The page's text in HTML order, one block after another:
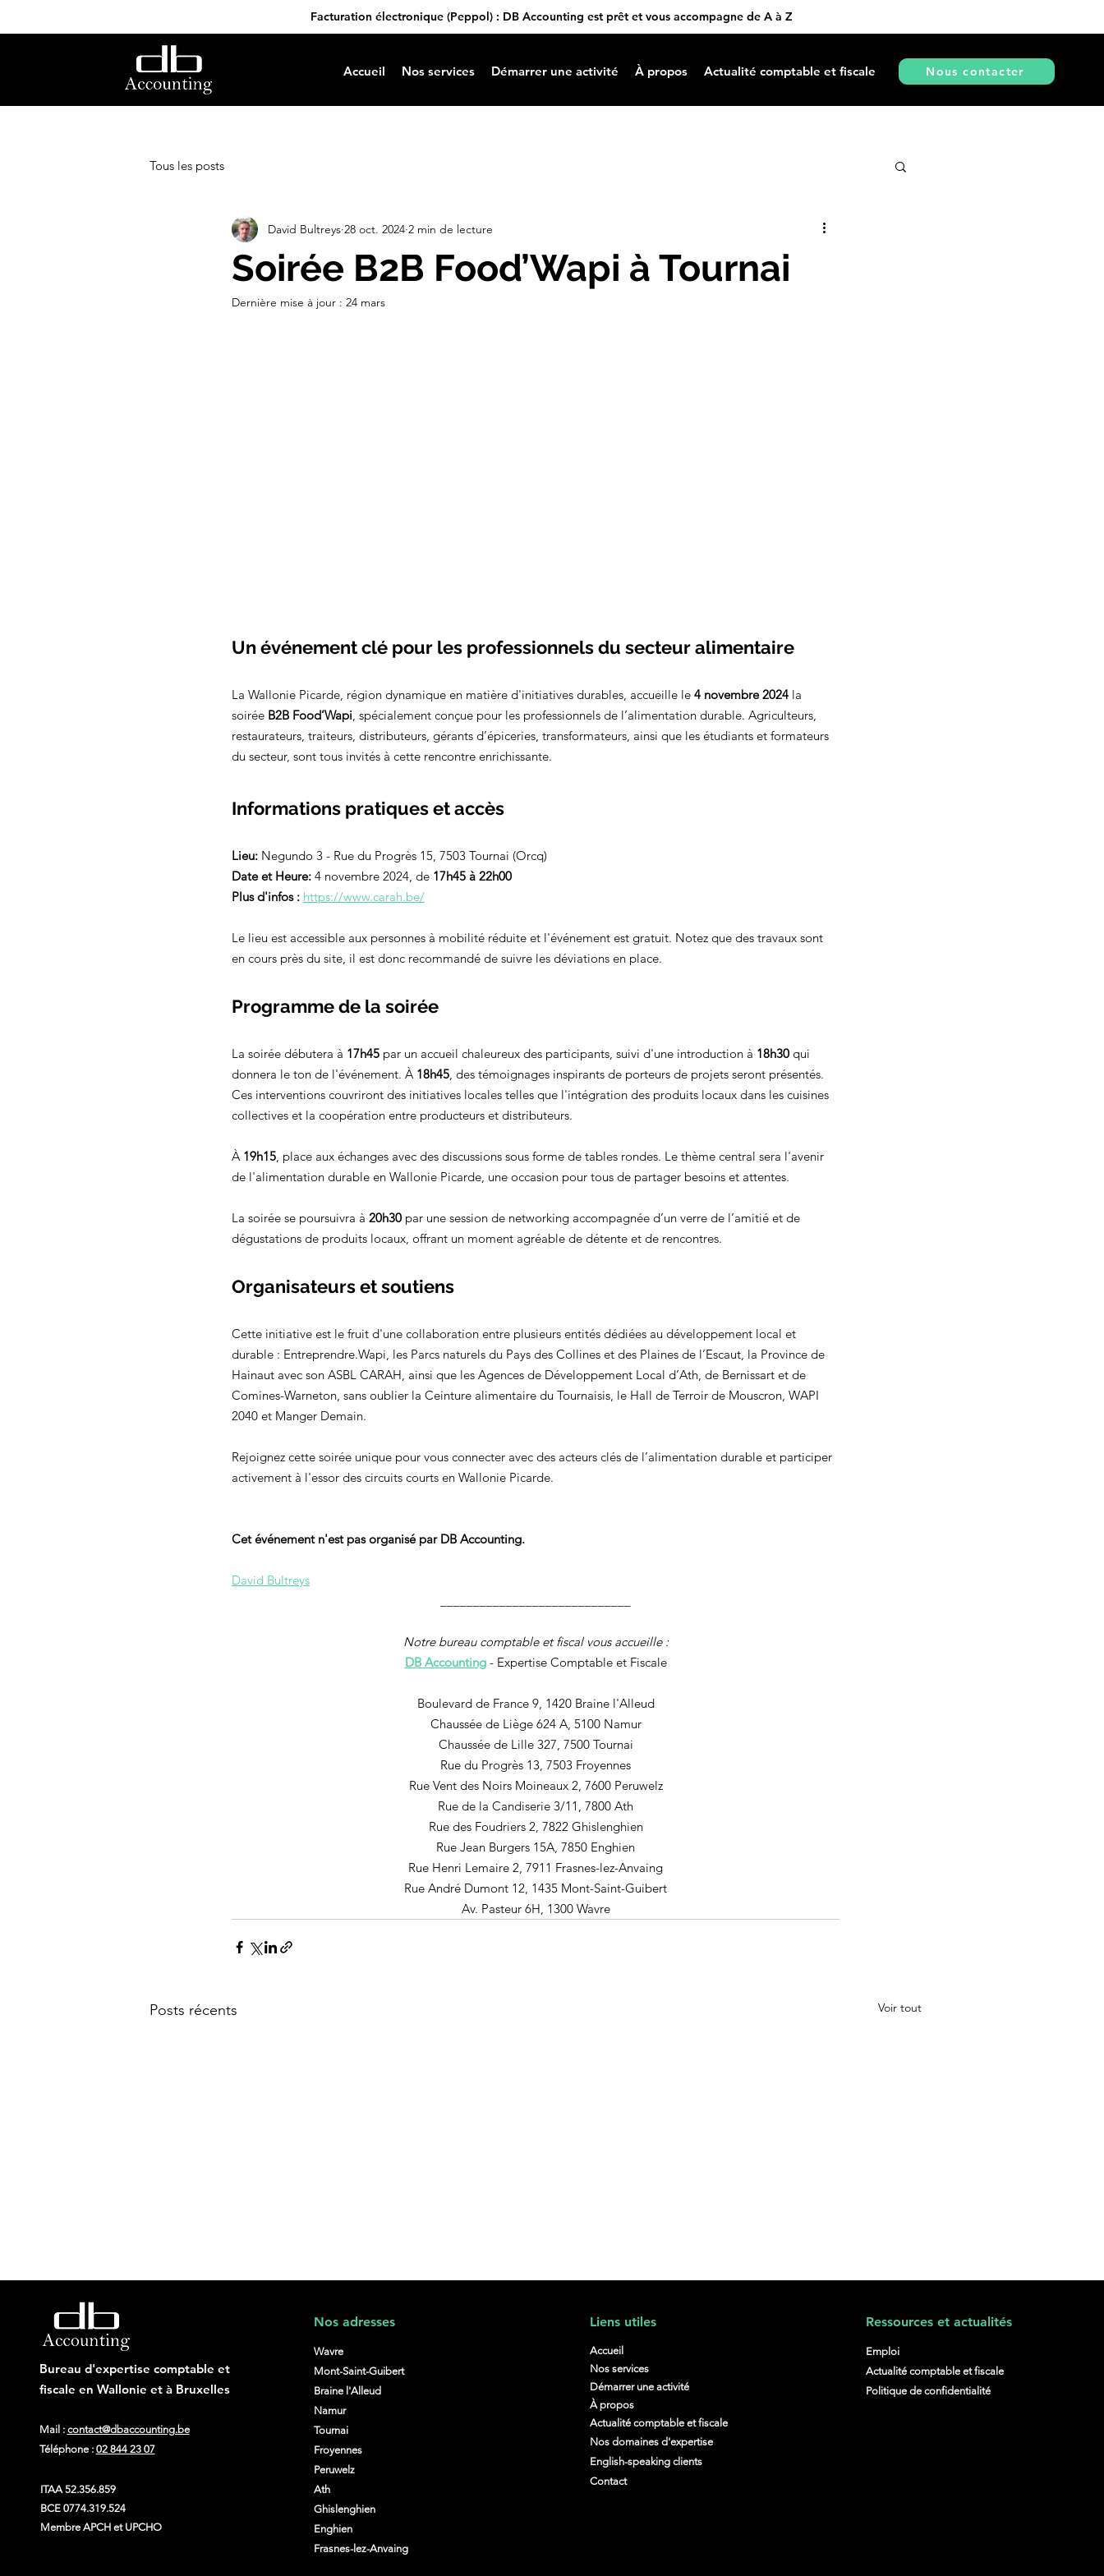
Facturation électronique (Peppol) : DB Accounting est prêt et vous accompagne de A à Z
Accueil Nos services Démarrer une activité À propos Actualité comptable et fiscale Nous contacter
Tous les posts
Soirée B2B Food’Wapi à Tournai
David Bultreys 28 oct. 2024 2 min de lecture
Dernière mise à jour : 24 mars
Un événement clé pour les professionnels du secteur alimentaire
La Wallonie Picarde, région dynamique en matière d'initiatives durables, accueille le 4 novembre 2024 la
soirée B2B Food’Wapi, spécialement conçue pour les professionnels de l’alimentation durable. Agriculteurs,
restaurateurs, traiteurs, distributeurs, gérants d’épiceries, transformateurs, ainsi que les étudiants et formateurs
du secteur, sont tous invités à cette rencontre enrichissante.
Informations pratiques et accès
Lieu: Negundo 3 - Rue du Progrès 15, 7503 Tournai (Orcq)
Date et Heure: 4 novembre 2024, de 17h45 à 22h00
Plus d'infos : https://www.carah.be/
Le lieu est accessible aux personnes à mobilité réduite et l'événement est gratuit. Notez que des travaux sont
en cours près du site, il est donc recommandé de suivre les déviations en place.
Programme de la soirée
La soirée débutera à 17h45 par un accueil chaleureux des participants, suivi d'une introduction à 18h30 qui
donnera le ton de l'événement. À 18h45, des témoignages inspirants de porteurs de projets seront présentés.
Ces interventions couvriront des initiatives locales telles que l'intégration des produits locaux dans les cuisines
collectives et la coopération entre producteurs et distributeurs.
À 19h15, place aux échanges avec des discussions sous forme de tables rondes. Le thème central sera l'avenir
de l'alimentation durable en Wallonie Picarde, une occasion pour tous de partager besoins et attentes.
La soirée se poursuivra à 20h30 par une session de networking accompagnée d’un verre de l’amitié et de
dégustations de produits locaux, offrant un moment agréable de détente et de rencontres.
Organisateurs et soutiens
Cette initiative est le fruit d'une collaboration entre plusieurs entités dédiées au développement local et
durable : Entreprendre.Wapi, les Parcs naturels du Pays des Collines et des Plaines de l’Escaut, la Province de
Hainaut avec son ASBL CARAH, ainsi que les Agences de Développement Local d’Ath, de Bernissart et de
Comines-Warneton, sans oublier la Ceinture alimentaire du Tournaisis, le Hall de Terroir de Mouscron, WAPI
2040 et Manger Demain.
Rejoignez cette soirée unique pour vous connecter avec des acteurs clés de l’alimentation durable et participer
activement à l'essor des circuits courts en Wallonie Picarde.
Cet événement n'est pas organisé par DB Accounting.
David Bultreys
Notre bureau comptable et fiscal vous accueille :
DB Accounting - Expertise Comptable et Fiscale
Boulevard de France 9, 1420 Braine l'Alleud
Chaussée de Liège 624 A, 5100 Namur
Chaussée de Lille 327, 7500 Tournai
Rue du Progrès 13, 7503 Froyennes
Rue Vent des Noirs Moineaux 2, 7600 Peruwelz
Rue de la Candiserie 3/11, 7800 Ath
Rue des Foudriers 2, 7822 Ghislenghien
Rue Jean Burgers 15A, 7850 Enghien
Rue Henri Lemaire 2, 7911 Frasnes-lez-Anvaing
Rue André Dumont 12, 1435 Mont-Saint-Guibert
Av. Pasteur 6H, 1300 Wavre
Posts récents Voir tout
Règlement PPWR : quelles
obligations pour les
entreprises ?
Congé de maternité des
indépendantes : plus de
repos ou plus de titres-
avantageuse, mais à
encadrer correctement
Bureau d'expertise comptable et
fiscale en Wallonie et à Bruxelles
Mail : contact@dbaccounting.be
Téléphone : 02 844 23 07
ITAA52.356.859
BCE 0774.319.524
Membre APCHet UPCHO
Nos adresses
Wavre
Mont-Saint-Guibert
Braine l'Alleud
Namur
Tournai
Froyennes
Peruwelz
Ath
Ghislenghien
Enghien
Frasnes-lez-Anvaing
Liens utiles
Accueil
Nos services
Démarrer une activité
À propos
Actualité comptable et fiscale
Nos domaines d'expertise
English-speaking clients
Contact
Ressources et actualités
Emploi
Actualité comptable et fiscale
Politique de confidentialité